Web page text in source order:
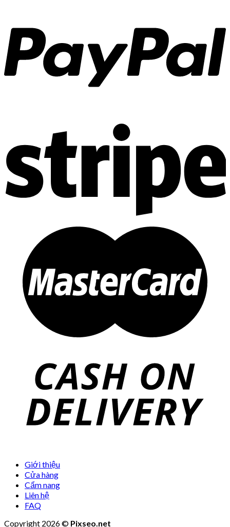
Giới thiệu
Cửa hàng
Cẩm nang
Liên hệ
FAQ
Copyright 2026 © Pixseo.net